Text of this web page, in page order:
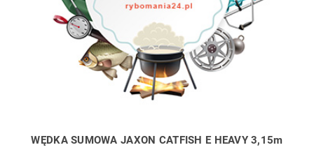
WĘDKA SUMOWA JAXON CATFISH E HEAVY 3,15m